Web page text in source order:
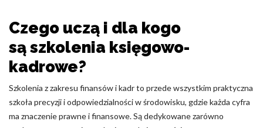
Czego uczą i dla kogo
są szkolenia księgowo-
kadrowe?
Szkolenia z zakresu finansów i kadr to przede wszystkim praktyczna
szkoła precyzji i odpowiedzialności w środowisku, gdzie każda cyfra
ma znaczenie prawne i finansowe. Są dedykowane zarówno